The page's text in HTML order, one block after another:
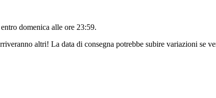
domenica alle ore 23:59.
altri! La data di consegna potrebbe subire variazioni se